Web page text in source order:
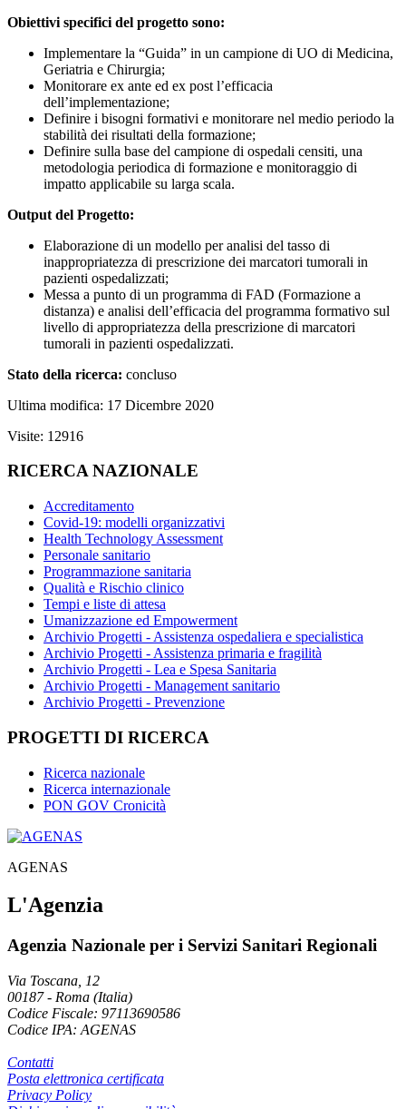
Obiettivi specifici del progetto sono:
Implementare la “Guida” in un campione di UO di Medicina,
Geriatria e Chirurgia;
Monitorare ex ante ed ex post l’efficacia
dell’implementazione;
Definire i bisogni formativi e monitorare nel medio periodo la
stabilità dei risultati della formazione;
Definire sulla base del campione di ospedali censiti, una
metodologia periodica di formazione e monitoraggio di
impatto applicabile su larga scala.
Output del Progetto:
Elaborazione di un modello per analisi del tasso di
inappropriatezza di prescrizione dei marcatori tumorali in
pazienti ospedalizzati;
Messa a punto di un programma di FAD (Formazione a
distanza) e analisi dell’efficacia del programma formativo sul
livello di appropriatezza della prescrizione di marcatori
tumorali in pazienti ospedalizzati.
Stato della ricerca: concluso
Ultima modifica: 17 Dicembre 2020
Visite: 12916
RICERCA NAZIONALE
Accreditamento
Covid-19: modelli organizzativi
Health Technology Assessment
Personale sanitario
Programmazione sanitaria
Qualità e Rischio clinico
Tempi e liste di attesa
Umanizzazione ed Empowerment
Archivio Progetti - Assistenza ospedaliera e specialistica
Archivio Progetti - Assistenza primaria e fragilità
Archivio Progetti - Lea e Spesa Sanitaria
Archivio Progetti - Management sanitario
Archivio Progetti - Prevenzione
PROGETTI DI RICERCA
Ricerca nazionale
Ricerca internazionale
PON GOV Cronicità
AGENAS
L'Agenzia
Agenzia Nazionale per i Servizi Sanitari Regionali
Via Toscana, 12
00187- Roma (Italia)
Codice Fiscale: 97113690586
Codice IPA: AGENAS
Contatti
Posta elettronica certificata
Privacy Policy